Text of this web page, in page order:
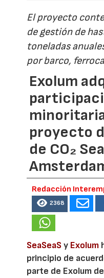
El proyecto
de gestión de
toneladas
por barco,
Exolum
proyecto
de CO₂
Redacción
2368
SeaSeaSy Exolum
principio de
parte de Exolum